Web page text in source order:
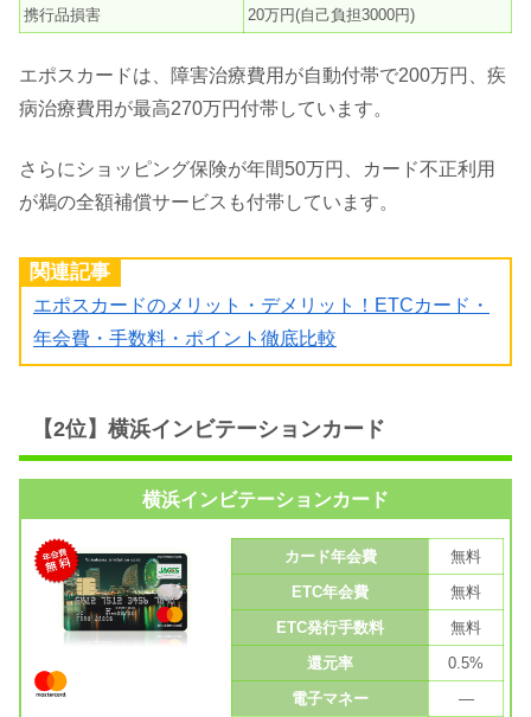
携行品損害 20万円(自己負担3000円)
エポスカードは、障害治療費用が自動付帯で200万円、疾
病治療費用が最高270万円付帯しています。
さらにショッピング保険が年間50万円、カード不正利用
が鵜の全額補償サービスも付帯しています。
関連記事
エポスカードのメリット・デメリット！ETCカード・
年会費・手数料・ポイント徹底比較
【2位】横浜インビテーションカード
横浜インビテーションカード
カード年会費
無料
ETC年会費
無料
ETC発行手数料
無料
還元率
0.5%
電子マネー
—